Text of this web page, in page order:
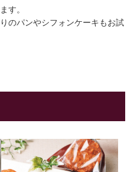
す。
のパンやシフォンケーキもお試